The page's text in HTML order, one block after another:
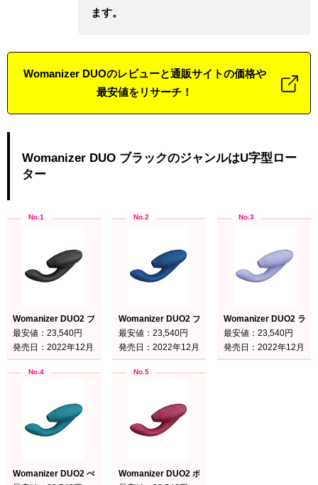
ます。
Womanizer DUOのレビューと通販サイトの価格や
最安値をリサーチ！
Womanizer DUO ブラックのジャンルはU字型ロー
ター
Womanizer DUO2 ブラック
最安値：23,540円
発売日：2022年12月
Womanizer DUO2 ブルーベリー
最安値：23,540円
発売日：2022年12月
Womanizer DUO2 ライ
最安値：23,540円
発売日：2022年12月
Womanizer DUO2 ぺトロールWomanizer DUO2 ボルドー